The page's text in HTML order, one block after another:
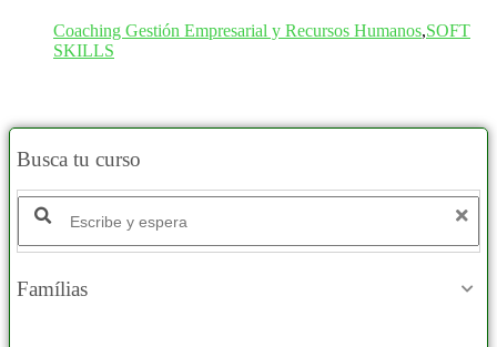
Coaching Gestión Empresarial y Recursos Humanos,SOFT
SKILLS
Busca tu curso
Buscar productos:
Famílias